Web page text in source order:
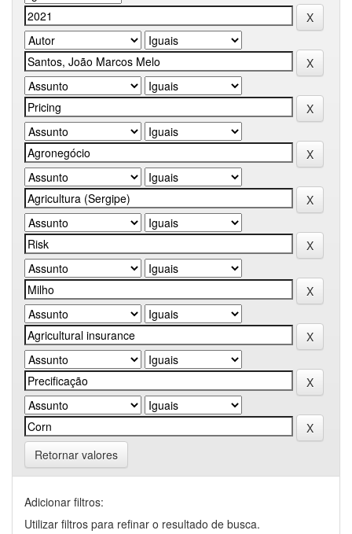
Retornar valores
Adicionar filtros:
Utilizar filtros para refinar o resultado de busca.